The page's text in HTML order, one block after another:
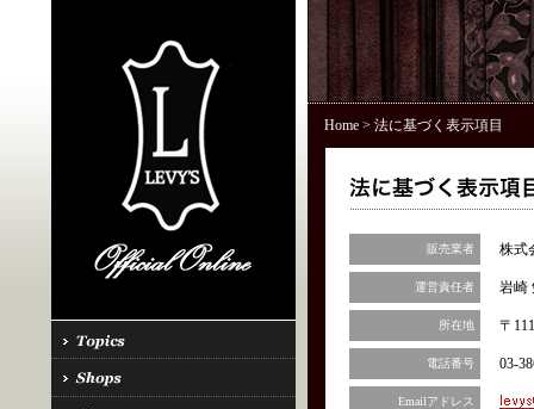
Home> 法に基づく表示項目
販売業者 株式
運営責任者 岩崎
所在地 〒
電話番号 03-
Emailアドレス